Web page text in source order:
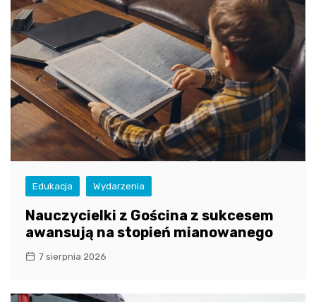
Edukacja Wydarzenia
Nauczycielki z Gościna z sukcesem
awansują na stopień mianowanego
7 sierpnia 2026